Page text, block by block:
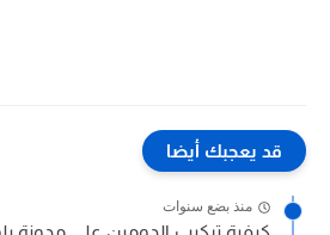
قد يعجبك أيضا
منذ بضع سنوات